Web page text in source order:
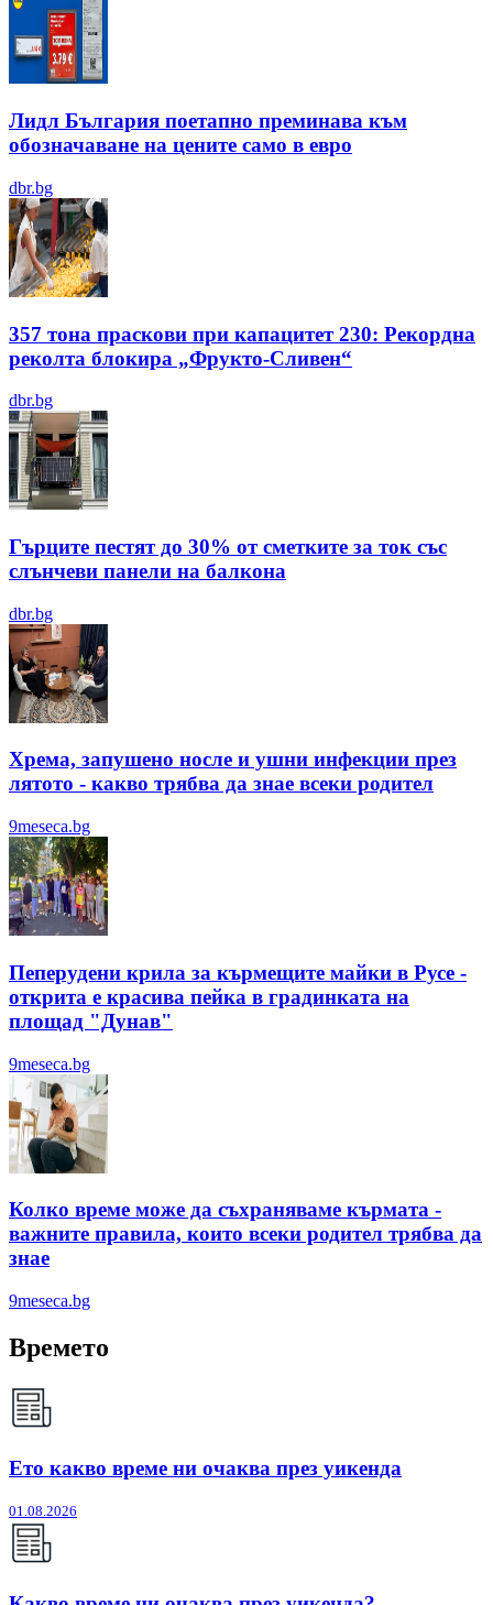
Лидл България поетапно преминава към
обозначаване на цените само в евро
dbr.bg
357 тона праскови при капацитет 230: Рекордна
реколта блокира „Фрукто-Сливен“
dbr.bg
Гърците пестят до 30% от сметките за ток със
слънчеви панели на балкона
dbr.bg
Хрема, запушено носле и ушни инфекции през
лятотo - какво трябва да знае всеки родител
9meseca.bg
Пеперудени крила за кърмещите майки в Русе -
открита е красива пейка в градинката на
площад "Дунав"
9meseca.bg
Колко време може да съхраняваме кърмата -
важните правила, които всеки родител трябва да
знае
9meseca.bg
Времето
Ето какво време ни очаква през уикенда
01.08.2026